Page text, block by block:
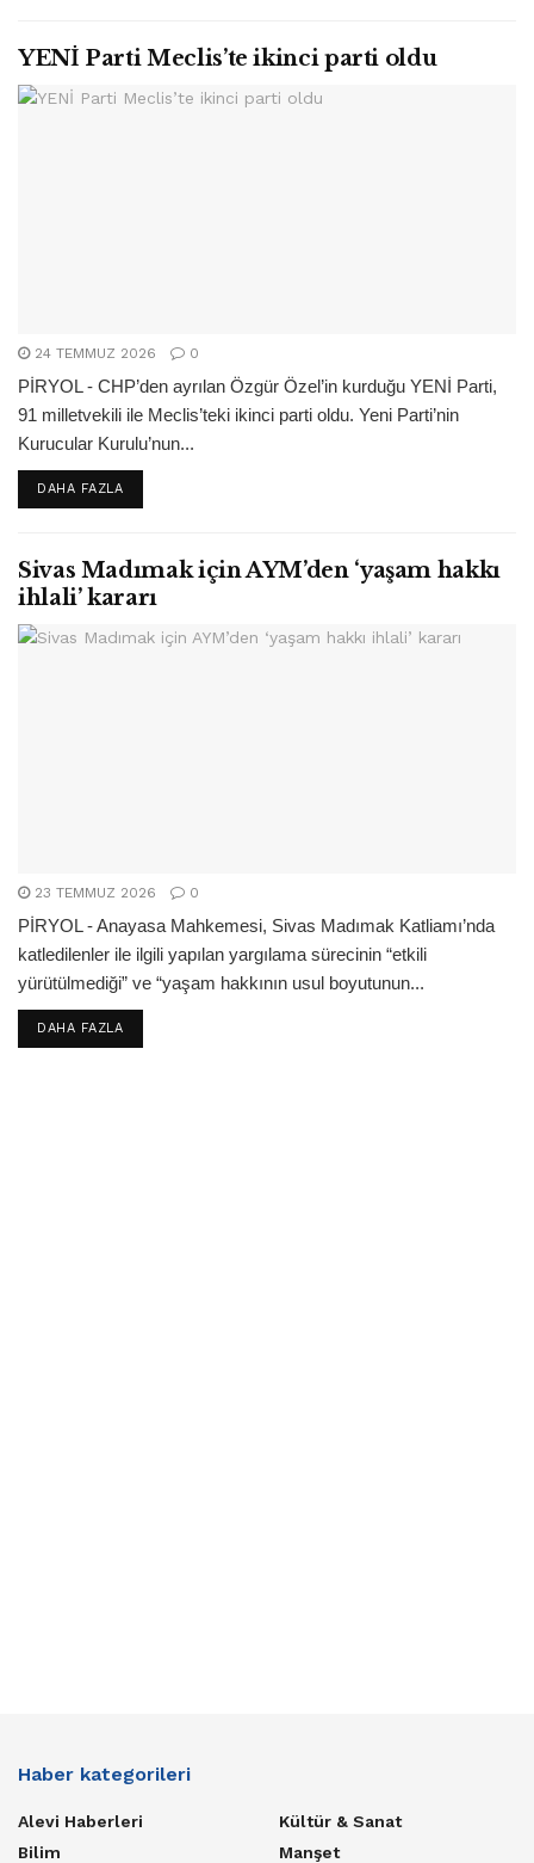
YENİ Parti Meclis’te ikinci parti oldu
24 TEMMUZ 2026 0
PİRYOL - CHP’den ayrılan Özgür Özel’in kurduğu YENİ Parti,
91 milletvekili ile Meclis’teki ikinci parti oldu. Yeni Parti’nin
Kurucular Kurulu’nun...
DAHA FAZLADETAILS
Sivas Madımak için AYM’den ‘yaşam hakkı
ihlali’ kararı
23 TEMMUZ 2026 0
PİRYOL - Anayasa Mahkemesi, Sivas Madımak Katliamı’nda
katledilenler ile ilgili yapılan yargılama sürecinin “etkili
yürütülmediği” ve “yaşam hakkının usul boyutunun...
DAHA FAZLADETAILS
Haber kategorileri
Alevi Haberleri
Bilim
Kültür & Sanat
Manşet